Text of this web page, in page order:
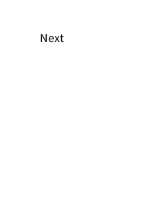
Next